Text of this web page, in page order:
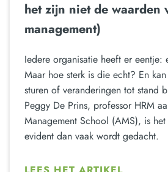
het zijn niet de waarden
management)
Iedere organisatie heeft er eentje:
Maar hoe sterk is die echt? En
sturen of veranderingen tot stand
Peggy De Prins, professor HRM
Management School (AMS), is
evident dan vaak wordt gedacht.